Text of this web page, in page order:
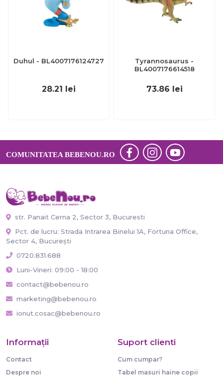
Duhul - BL4007176124727
28.21 lei
Tyrannosaurus -
BL4007176614518
73.86 lei
COMUNITATEA BEBENOU.RO
str. Panait Cerna 2, Sector 3, Bucuresti
Pct. de lucru: Strada Intrarea Binelui 1A, Fortuna Office,
Sector 4, București
0720.831.688
Luni-Vineri: 09:00 - 18:00
contact@bebenou.ro
marketing@bebenou.ro
ionut.cosac@bebenou.ro
Informaţii
Contact
Despre noi
Suport clienti
Cum cumpar?
Tabel masuri haine copii